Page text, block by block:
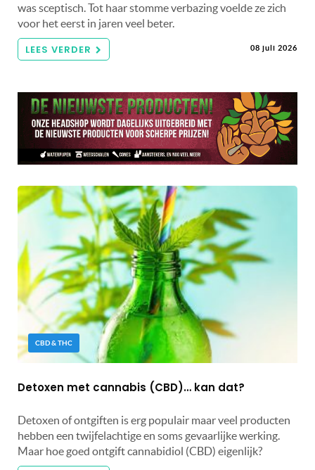
was sceptisch. Tot haar stomme verbazing voelde ze zich
voor het eerst in jaren veel beter.
LEES VERDER 08 juli 2026
CBD & THC
Detoxen met cannabis (CBD)… kan dat?
Detoxen of ontgiften is erg populair maar veel producten
hebben een twijfelachtige en soms gevaarlijke werking.
Maar hoe goed ontgift cannabidiol (CBD) eigenlijk?